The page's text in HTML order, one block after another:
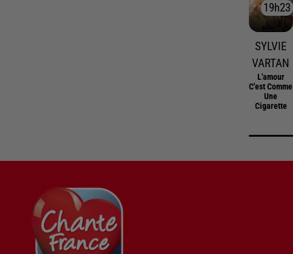
19h23
19h23
SYLVIE
VARTAN
L'amour
C'est Comme
Une
Cigarette